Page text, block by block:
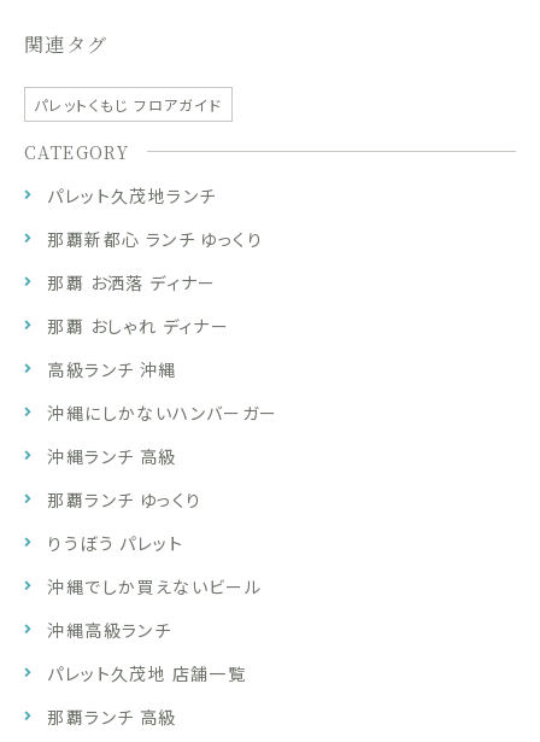
関連タグ
パレットくもじ フロアガイド
CATEGORY
パレット久茂地ランチ
那覇新都心 ランチ ゆっくり
那覇 お洒落 ディナー
那覇 おしゃれ ディナー
高級ランチ 沖縄
沖縄にしかないハンバーガー
沖縄ランチ 高級
那覇ランチ ゆっくり
りうぼう パレット
沖縄でしか買えないビール
沖縄高級ランチ
パレット久茂地 店舗一覧
那覇ランチ 高級